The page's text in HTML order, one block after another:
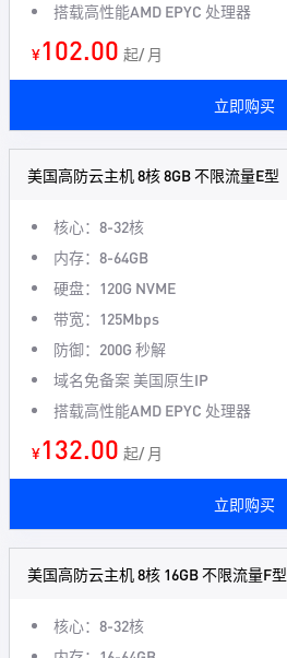
搭载高性能AMD EPYC 处理器
¥102.00 起/ 月
立即购买
美国高防云主机 8核 8GB 不限流量E型
核心：8-32核
内存：8-64GB
硬盘：120G NVME
带宽：125Mbps
防御：200G 秒解
域名免备案 美国原生IP
搭载高性能AMD EPYC 处理器
¥132.00 起/ 月
立即购买
美国高防云主机 8核 16GB 不限流量F型
核心：8-32核